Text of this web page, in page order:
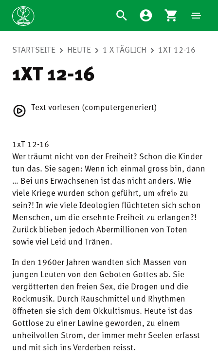
STARTSEITE HEUTE 1 X TÄGLICH 1XT 12-16
1XT 12-16
Text vorlesen (computergeneriert)
1xT 12-16
Wer träumt nicht von der Freiheit? Schon die Kinder
tun das. Sie sagen: Wenn ich einmal gross bin, dann
… Bei uns Erwachsenen ist das nicht anders. Wie
viele Kriege wurden schon geführt, um «frei» zu
sein?! In wie viele Ideologien flüchteten sich schon
Menschen, um die ersehnte Freiheit zu erlangen?!
Zurück blieben jedoch Abermillionen von Toten
sowie viel Leid und Tränen.
In den 1960er Jahren wandten sich Massen von
jungen Leuten von den Geboten Gottes ab. Sie
vergötterten den freien Sex, die Drogen und die
Rockmusik. Durch Rauschmittel und Rhythmen
öffneten sie sich dem Okkultismus. Heute ist das
Gottlose zu einer Lawine geworden, zu einem
unheilvollen Strom, der immer mehr Seelen erfasst
und mit sich ins Verderben reisst.